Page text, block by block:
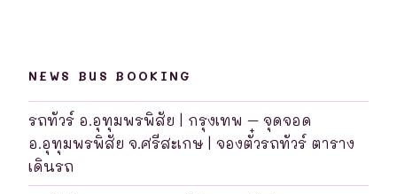
NEWS BUS BOOKING
รถทัวร์ อ.อุทุมพรพิสัย | กรุงเทพ – จุดจอด
อ.อุทุมพรพิสัย จ.ศรีสะเกษ | จองตั๋วรถทัวร์ ตาราง
เดินรถ